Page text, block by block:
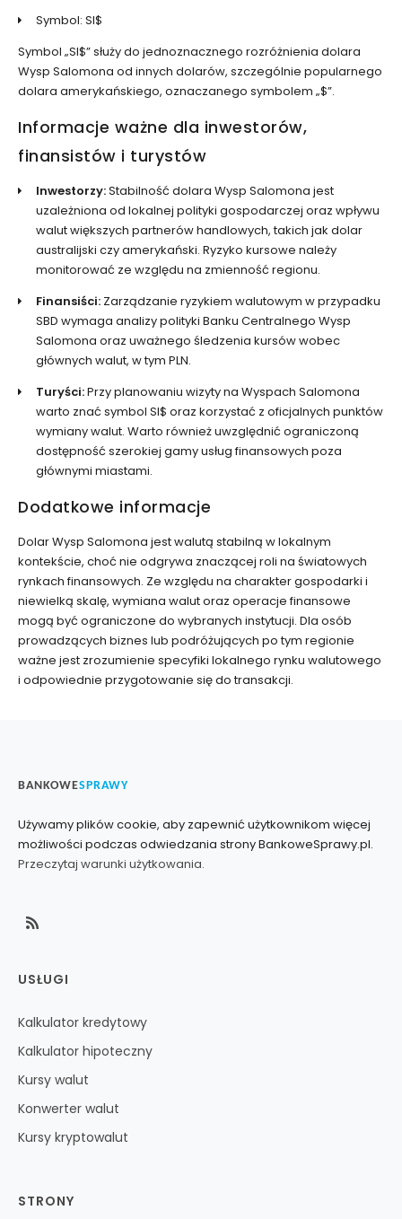
Symbol: SI$
Symbol „SI$” służy do jednoznacznego rozróżnienia dolara
Wysp Salomona od innych dolarów, szczególnie popularnego
dolara amerykańskiego, oznaczanego symbolem „$”.
Informacje ważne dla inwestorów,
finansistów i turystów
Inwestorzy:Stabilność dolara Wysp Salomona jest
uzależniona od lokalnej polityki gospodarczej oraz wpływu
walut większych partnerów handlowych, takich jak dolar
australijski czy amerykański. Ryzyko kursowe należy
monitorować ze względu na zmienność regionu.
Finansiści: Zarządzanie ryzykiem walutowym w przypadku
SBD wymaga analizy polityki Banku Centralnego Wysp
Salomona oraz uważnego śledzenia kursów wobec
głównych walut, w tym PLN.
Turyści:Przy planowaniu wizyty na Wyspach Salomona
warto znać symbol SI$ oraz korzystać z oficjalnych punktów
wymiany walut. Warto również uwzględnić ograniczoną
dostępność szerokiej gamy usług finansowych poza
głównymi miastami.
Dodatkowe informacje
Dolar Wysp Salomona jest walutą stabilną w lokalnym
kontekście, choć nie odgrywa znaczącej roli na światowych
rynkach finansowych. Ze względu na charakter gospodarki i
niewielką skalę, wymiana walut oraz operacje finansowe
mogą być ograniczone do wybranych instytucji. Dla osób
prowadzących biznes lub podróżujących po tym regionie
ważne jest zrozumienie specyfiki lokalnego rynku walutowego
i odpowiednie przygotowanie się do transakcji.
BANKOWESPRAWY
Używamy plików cookie, aby zapewnić użytkownikom więcej
możliwości podczas odwiedzania strony BankoweSprawy.pl.
Przeczytaj warunki użytkowania.
USŁUGI
Kalkulator kredytowy
Kalkulator hipoteczny
Kursy walut
Konwerter walut
Kursy kryptowalut
STRONY